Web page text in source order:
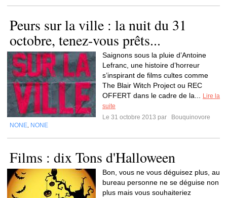
Peurs sur la ville : la nuit du 31
octobre, tenez-vous prêts...
Saignons sous la pluie d’Antoine
Lefranc, une histoire d’horreur
s’inspirant de films cultes comme
The Blair Witch Project ou REC
OFFERT dans le cadre de la...
Lire la
suite
Le 31 octobre 2013 par
Bouquinovore
NONE NONE
Films : dix Tons d'Halloween
Bon, vous ne vous déguisez plus, au
bureau personne ne se déguise non
plus mais vous souhaiteriez